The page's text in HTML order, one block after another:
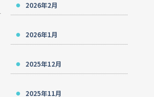
2026年2月
2026年1月
2025年12月
2025年11月